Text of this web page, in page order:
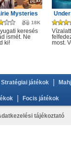
Mysteries
18K
keresés
ismét. Ne
ki!
most.
Stratégiai játékok
Focis játékok
tájékoztató